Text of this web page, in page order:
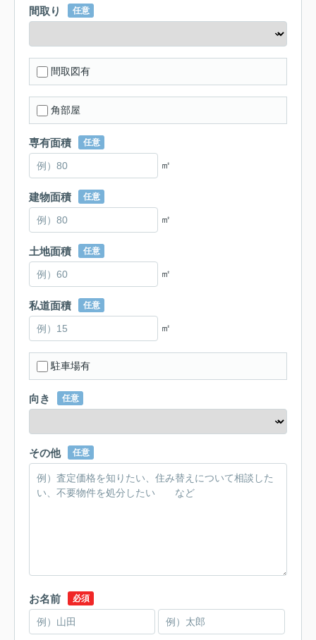
間取り 任意
間取図有
角部屋
専有面積 任意
㎡
建物面積 任意
㎡
土地面積 任意
㎡
私道面積 任意
㎡
駐車場有
向き 任意
その他 任意
お名前 必須